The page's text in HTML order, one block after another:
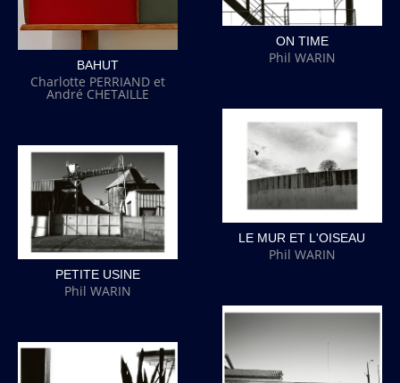
ON TIME
Phil WARIN
BAHUT
Charlotte PERRIAND et
André CHETAILLE
LE MUR ET L'OISEAU
Phil WARIN
PETITE USINE
Phil WARIN